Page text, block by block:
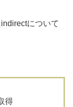
について
得